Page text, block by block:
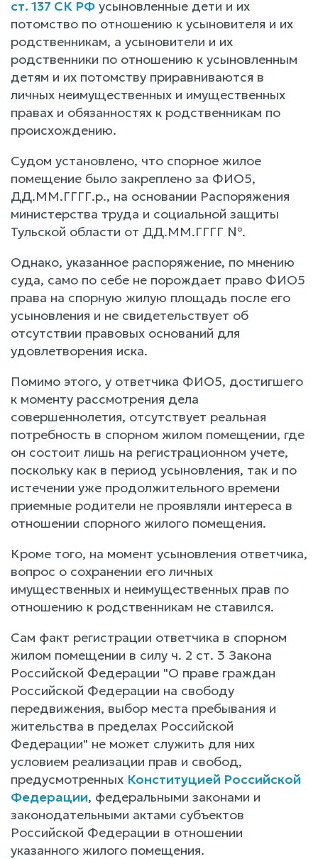
ст. 137 СК РФ усыновленные дети и их
потомство по отношению к усыновителя и их
родственникам, а усыновители и их
родственники по отношению к усыновленным
детям и их потомству приравниваются в
личных неимущественных и имущественных
правах и обязанностях к родственникам по
происхождению.
Судом установлено, что спорное жилое
помещение было закреплено за ФИО5,
ДД.ММ.ГГГГ.р., на основании Распоряжения
министерства труда и социальной защиты
Тульской области от ДД.ММ.ГГГГ №.
Однако, указанное распоряжение, по мнению
суда, само по себе не порождает право ФИО5
права на спорную жилую площадь после его
усыновления и не свидетельствует об
отсутствии правовых оснований для
удовлетворения иска.
Помимо этого, у ответчика ФИО5, достигшего
к моменту рассмотрения дела
совершеннолетия, отсутствует реальная
потребность в спорном жилом помещении, где
он состоит лишь на регистрационном учете,
поскольку как в период усыновления, так и по
истечении уже продолжительного времени
приемные родители не проявляли интереса в
отношении спорного жилого помещения.
Кроме того, на момент усыновления ответчика,
вопрос о сохранении его личных
имущественных и неимущественных прав по
отношению к родственникам не ставился.
Сам факт регистрации ответчика в спорном
жилом помещении в силу ч. 2 ст. 3 Закона
Российской Федерации "О праве граждан
Российской Федерации на свободу
передвижения, выбор места пребывания и
жительства в пределах Российской
Федерации" не может служить для них
условием реализации прав и свобод,
предусмотренных Конституцией Российской
Федерации, федеральными законами и
законодательными актами субъектов
Российской Федерации в отношении
указанного жилого помещения.